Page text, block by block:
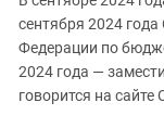
сентября 2024
Федерации по
2024 года —
говорится на